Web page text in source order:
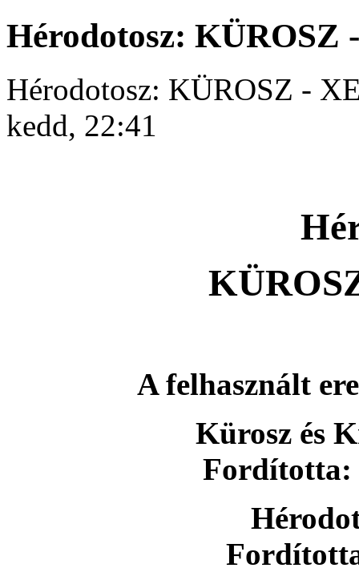
Hérodotosz: KÜROSZ
Hérodotosz: KÜROSZ -
kedd, 22:41
A felhasznált
Kürosz és
Fordította: